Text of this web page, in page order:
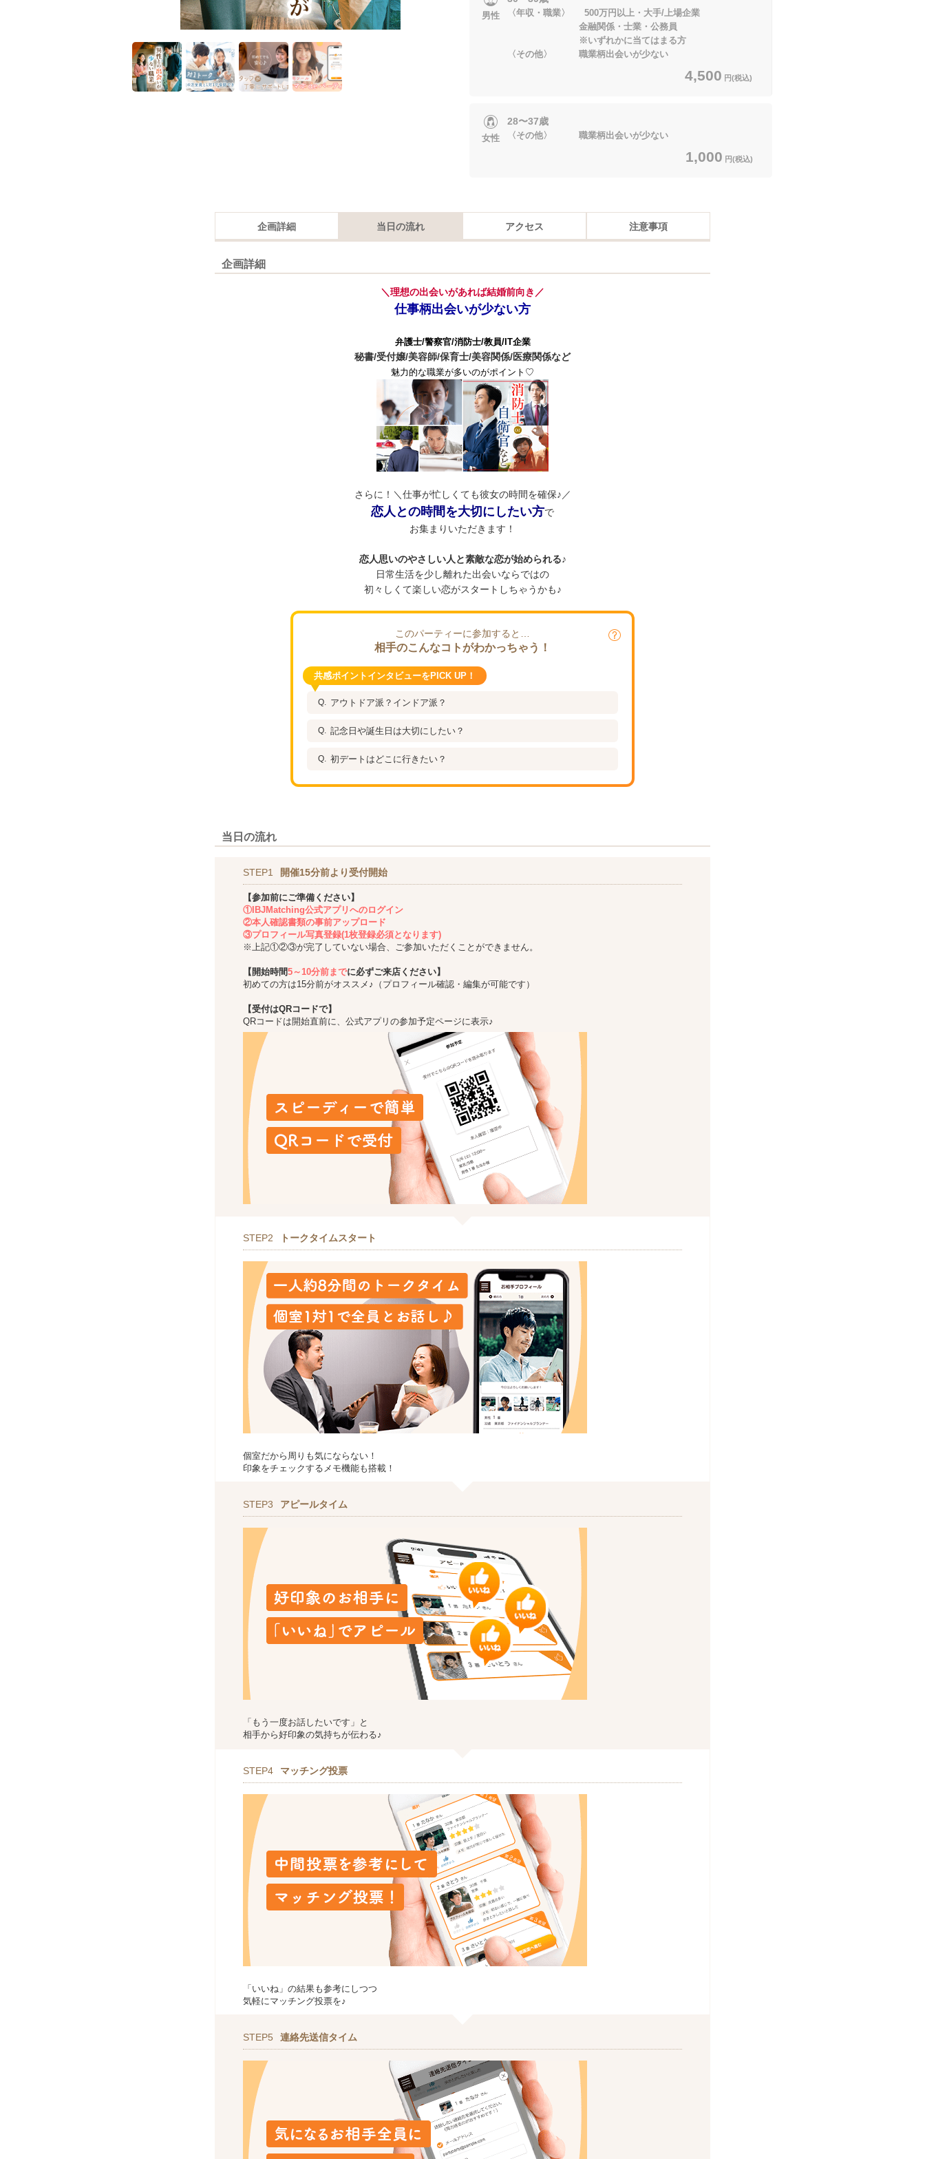
男性
〈年収・職業〉 500万円以上・大手/上場企業
金融関係・士業・公務員
※いずれかに当てはまる方
〈その他〉 職業柄出会いが少ない
4,500 円(税込)
女性
28〜37歳
〈その他〉 職業柄出会いが少ない
1,000 円(税込)
企画詳細 当日の流れ アクセス 注意事項
企画詳細
＼理想の出会いがあれば結婚前向き／
仕事柄出会いが少ない方
弁護士/警察官/消防士/教員/IT企業
秘書/受付嬢/美容師/保育士/美容関係/医療関係など
魅力的な職業が多いのがポイント♡
さらに！＼仕事が忙しくても彼女の時間を確保♪／
恋人との時間を大切にしたい方で
お集まりいただきます！
恋人思いのやさしい人と素敵な恋が始められる♪
日常生活を少し離れた出会いならではの
初々しくて楽しい恋がスタートしちゃうかも♪
このパーティーに参加すると…
相手のこんなコトがわかっちゃう！
共感ポイントインタビューをPICK UP！
アウトドア派？インドア派？
記念日や誕生日は大切にしたい？
初デートはどこに行きたい？
当日の流れ
STEP1 開催15分前より受付開始
【参加前にご準備ください】
①IBJMatching公式アプリへのログイン
②本人確認書類の事前アップロード
③プロフィール写真登録(1枚登録必須となります)
※上記①②③が完了していない場合、ご参加いただくことができません。
【開始時間5～10分前までに必ずご来店ください】
初めての方は15分前がオススメ♪（プロフィール確認・編集が可能です）
【受付はQRコードで】
QRコードは開始直前に、公式アプリの参加予定ページに表示♪
STEP2 トークタイムスタート
個室だから周りも気にならない！
印象をチェックするメモ機能も搭載！
STEP3 アピールタイム
「もう一度お話したいです」と
相手から好印象の気持ちが伝わる♪
STEP4 マッチング投票
「いいね」の結果も参考にしつつ
気軽にマッチング投票を♪
STEP5 連絡先送信タイム